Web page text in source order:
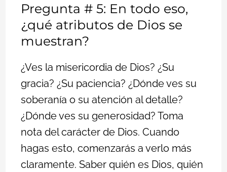
Pregunta # 5: En todo eso,
¿qué atributos de Dios se
muestran?
¿Ves la misericordia de Dios? ¿Su
gracia? ¿Su paciencia? ¿Dónde ves su
soberanía o su atención al detalle?
¿Dónde ves su generosidad? Toma
nota del carácter de Dios. Cuando
hagas esto, comenzarás a verlo más
claramente. Saber quién es Dios, quién